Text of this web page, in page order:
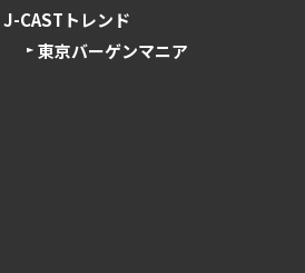
J-CASTトレンド
東京バーゲンマニア